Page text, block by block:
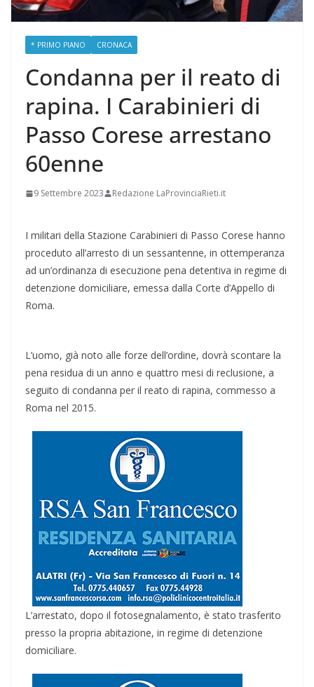
* PRIMO PIANO CRONACA
Condanna per il reato di
rapina. I Carabinieri di
Passo Corese arrestano
60enne
9 Settembre 2023 Redazione LaProvinciaRieti.it
I militari della Stazione Carabinieri di Passo Corese hanno
proceduto all’arresto di un sessantenne, in ottemperanza
ad un’ordinanza di esecuzione pena detentiva in regime di
detenzione domiciliare, emessa dalla Corte d’Appello di
Roma.
L’uomo, già noto alle forze dell’ordine, dovrà scontare la
pena residua di un anno e quattro mesi di reclusione, a
seguito di condanna per il reato di rapina, commesso a
Roma nel 2015.
L’arrestato, dopo il fotosegnalamento, è stato trasferito
presso la propria abitazione, in regime di detenzione
domiciliare.